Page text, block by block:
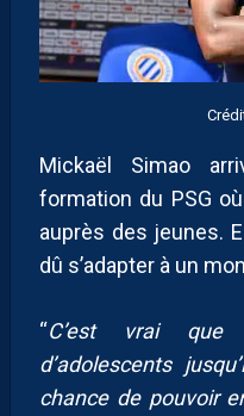
Mickaël Simao
formation du PSG
auprès des jeunes.
dû s’adapter à un
“C’est vrai que
d’adolescents
chance de pouvoir